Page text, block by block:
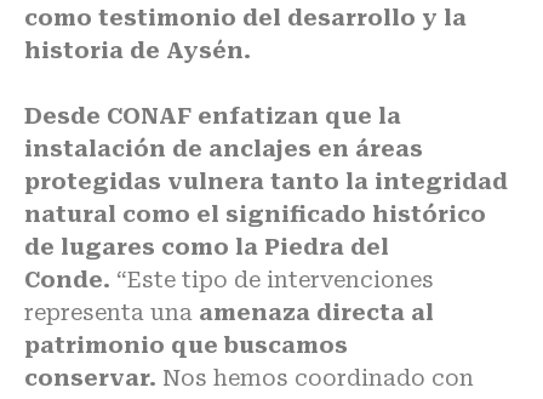
como testimonio del desarrollo y la
historia de Aysén.
Desde CONAF enfatizan que la
instalación de anclajes en áreas
protegidas vulnera tanto la integridad
natural como el significado histórico
de lugares como la Piedra del
Conde. “Este tipo de intervenciones
representa una amenaza directa al
patrimonio que buscamos
conservar. Nos hemos coordinado con